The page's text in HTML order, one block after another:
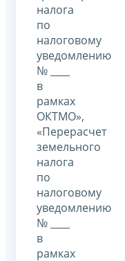
налога
по
налоговому
уведомлению
№ ____
в
рамках
ОКТМО»,
«Перерасчет
земельного
налога
по
налоговому
уведомлению
№ ____
в
рамках